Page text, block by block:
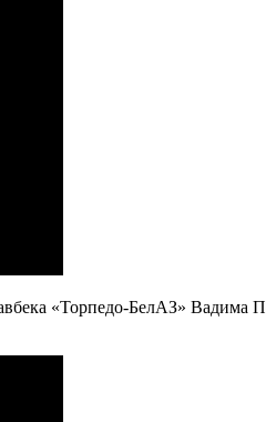
«Торпедо-БелАЗ» Вадима